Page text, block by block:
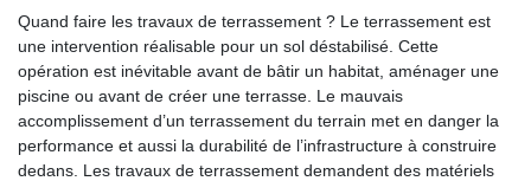
Quand faire les travaux de terrassement ? Le terrassement est
une intervention réalisable pour un sol déstabilisé. Cette
opération est inévitable avant de bâtir un habitat, aménager une
piscine ou avant de créer une terrasse. Le mauvais
accomplissement d’un terrassement du terrain met en danger la
performance et aussi la durabilité de l’infrastructure à construire
dedans. Les travaux de terrassement demandent des matériels